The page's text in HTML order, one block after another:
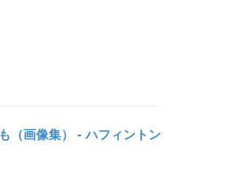
（画像集） - ハフィントン